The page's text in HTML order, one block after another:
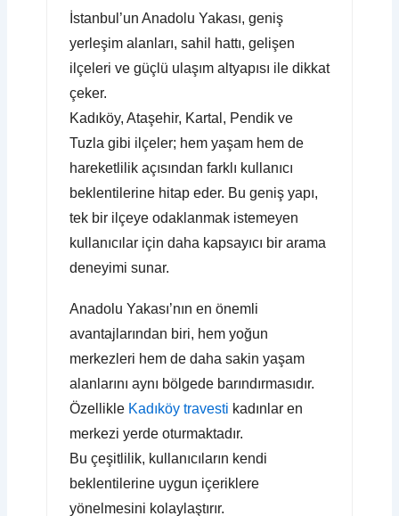
İstanbul’un Anadolu Yakası, geniş
yerleşim alanları, sahil hattı, gelişen
ilçeleri ve güçlü ulaşım altyapısı ile dikkat
çeker.
Kadıköy, Ataşehir, Kartal, Pendik ve
Tuzla gibi ilçeler; hem yaşam hem de
hareketlilik açısından farklı kullanıcı
beklentilerine hitap eder. Bu geniş yapı,
tek bir ilçeye odaklanmak istemeyen
kullanıcılar için daha kapsayıcı bir arama
deneyimi sunar.
Anadolu Yakası’nın en önemli
avantajlarından biri, hem yoğun
merkezleri hem de daha sakin yaşam
alanlarını aynı bölgede barındırmasıdır.
Özellikle Kadıköy travesti kadınlar en
merkezi yerde oturmaktadır.
Bu çeşitlilik, kullanıcıların kendi
beklentilerine uygun içeriklere
yönelmesini kolaylaştırır.